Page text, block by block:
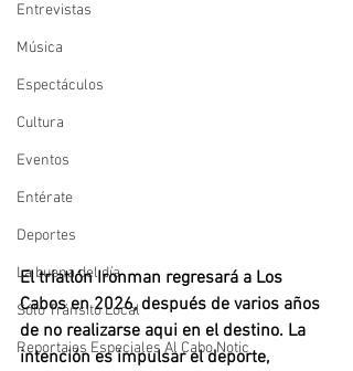
Entrevistas
Música
Espectáculos
Cultura
Eventos
Entérate
Deportes
La buena del día
Sólo Tránsito Local
Reportajes Especiales Al Cabo Notic
El triatlón Ironman regresará a Los
Cabos en 2026, después de varios años
de no realizarse aqui en el destino. La
intención es impulsar el deporte,